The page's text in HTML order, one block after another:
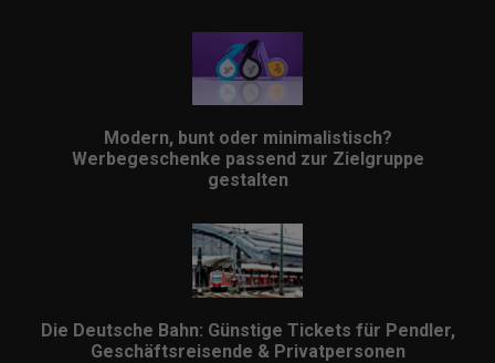
Modern, bunt oder minimalistisch?
Werbegeschenke passend zur Zielgruppe
gestalten
Die Deutsche Bahn: Günstige Tickets für Pendler,
Geschäftsreisende & Privatpersonen